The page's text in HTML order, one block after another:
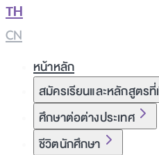
TH
CN
หน้าหลัก
สมัครเรียนและหลักสูตร
ศึกษาต่อต่างประเทศ
ชีวิตนักศึกษา